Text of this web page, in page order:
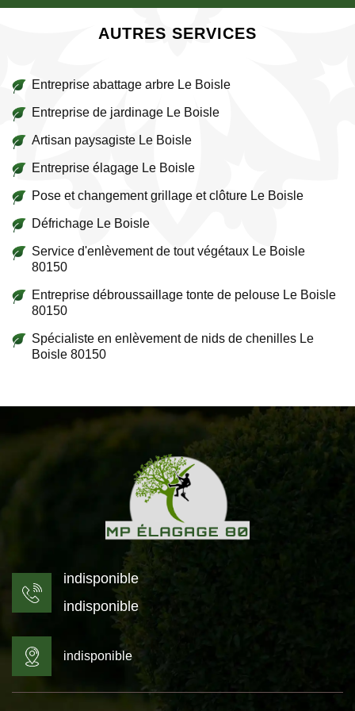
AUTRES SERVICES
Entreprise abattage arbre Le Boisle
Entreprise de jardinage Le Boisle
Artisan paysagiste Le Boisle
Entreprise élagage Le Boisle
Pose et changement grillage et clôture Le Boisle
Défrichage Le Boisle
Service d'enlèvement de tout végétaux Le Boisle
80150
Entreprise débroussaillage tonte de pelouse Le Boisle
80150
Spécialiste en enlèvement de nids de chenilles Le
Boisle 80150
indisponible
indisponible
indisponible